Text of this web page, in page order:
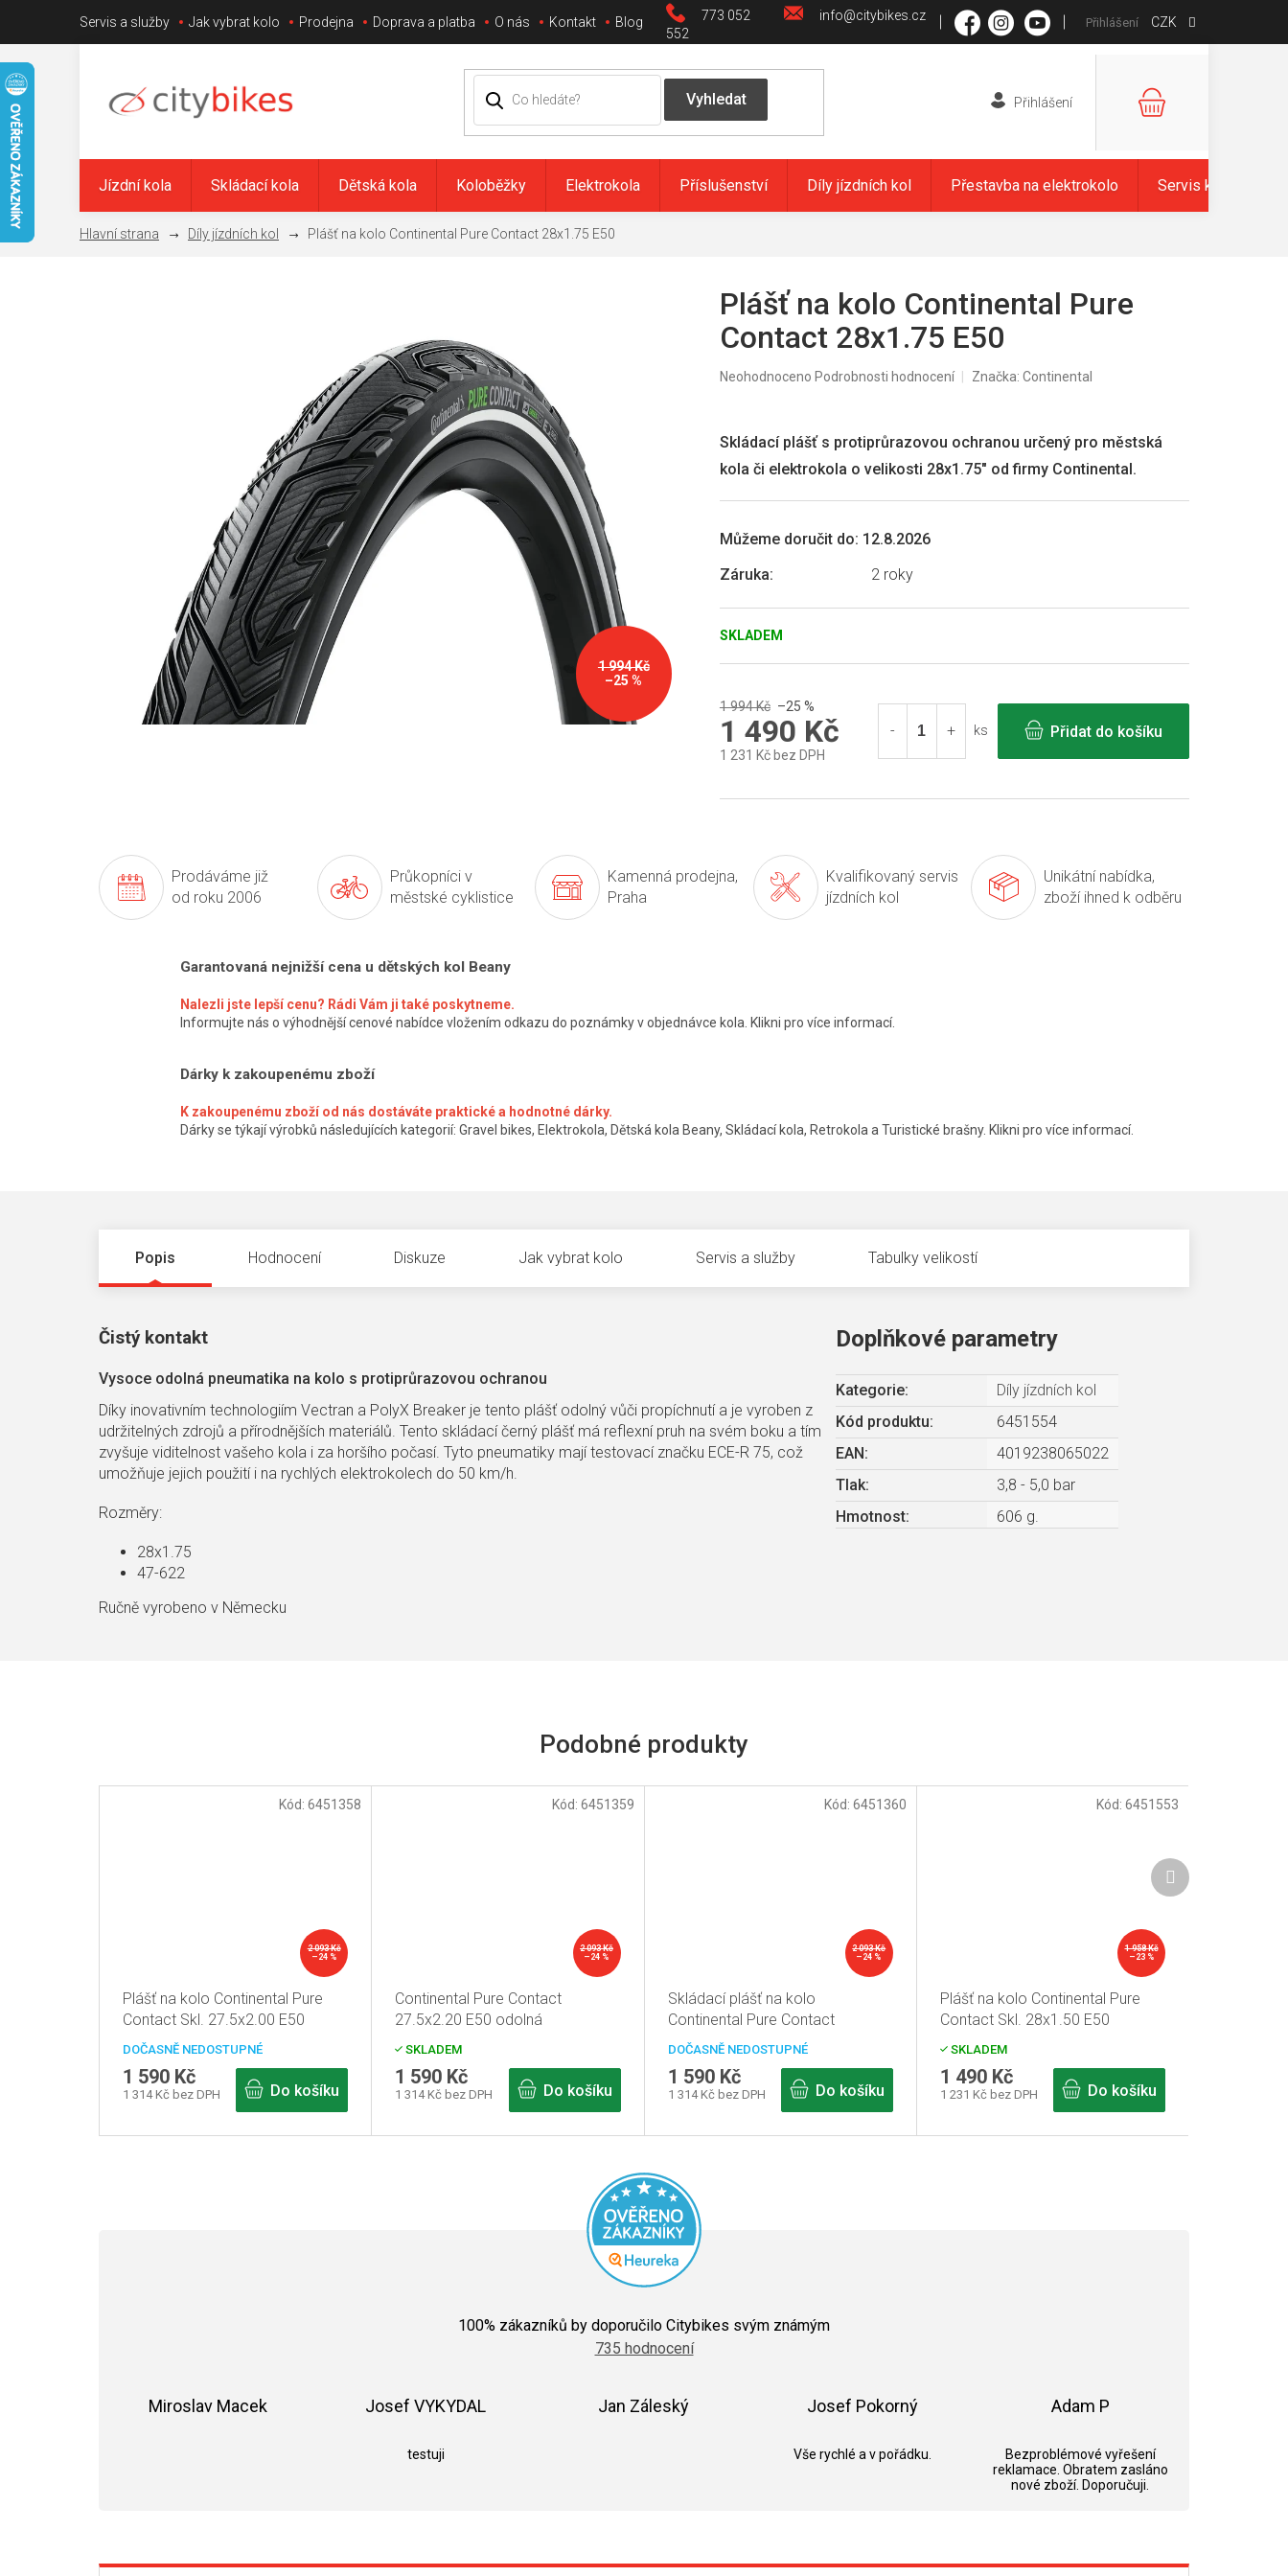
obsah
773 052
552
info@citybikes.cz
Servis a služby Jak vybrat kolo Prodejna Doprava a platba O nás Kontakt Blog CZK
Přihlášení
NÁKUPNÍ
Jízdní kola Skládací kola Dětská kola Koloběžky Elektrokola Příslušenství Díly jízdních kol Přestavba na elektrokolo Servis kol
Díly jízdních kol Plášť na kolo Continental Pure Contact 28x1.75 E50
1 994 Kč
–25 %
SKLADEM
Můžeme doručit do: 12.8.2026
Záruka: 2 roky
Skládací plášť s protiprůrazovou ochranou určený pro městská
kola či elektrokola o velikosti 28x1.75" od firmy Continental.
Plášť na kolo Continental Pure
Contact 28x1.75 E50
Průměrné
0,0
5
Neohodnoceno Podrobnosti hodnocení Značka: Continental
1 994 Kč –25 %
1 490 Kč
1 231 Kč bez DPH
ks Přidat do košíku
Prodáváme již
od roku 2006
Průkopníci v
městské cyklistice
Kamenná prodejna,
Praha
Kvalifikovaný servis
jízdních kol
Unikátní nabídka,
zboží ihned k odběru
Garantovaná nejnižší cena u dětských kol Beany
Nalezli jste lepší cenu? Rádi Vám ji také poskytneme.
Informujte nás o výhodnější cenové nabídce vložením odkazu do poznámky v objednávce kola. Klikni pro více informací.
Dárky k zakoupenému zboží
K zakoupenému zboží od nás dostáváte praktické a hodnotné dárky.
Dárky se týkají výrobků následujících kategorií: Gravel bikes, Elektrokola, Dětská kola Beany, Skládací kola, Retrokola a Turistické brašny. Klikni pro více informací.
Popis Hodnocení Diskuze Jak vybrat kolo Servis a služby Tabulky velikostí
Čistý kontakt
Vysoce odolná pneumatika na kolo s protiprůrazovou ochranou
Díky inovativním technologiím Vectran a PolyX Breaker je tento plášť odolný vůči propíchnutí a je vyroben z
udržitelných zdrojů a přírodnějších materiálů. Tento skládací černý plášť má reflexní pruh na svém boku a tím
zvyšuje viditelnost vašeho kola i za horšího počasí. Tyto pneumatiky mají testovací značku ECE-R 75, což
umožňuje jejich použití i na rychlých elektrokolech do 50 km/h.
Rozměry:
28x1.75
47-622
Ručně vyrobeno v Německu
Doplňkové parametry
Kategorie:
Díly jízdních kol
Kód produktu:
6451554
EAN:
4019238065022
Tlak:
3,8 - 5,0 bar
Hmotnost: 606 g.
2 093 Kč
–24 %
Plášť na kolo Continental Pure
Contact Skl. 27.5x2.00 E50
DOČASNĚ NEDOSTUPNÉ
1 314 Kč bez DPH
1 590 Kč
Do košíku
Kód:6451358
2 093 Kč
–24 %
Continental Pure Contact
27.5x2.20 E50 odolná
pneumatika na kolo
SKLADEM
1 314 Kč bez DPH
1 590 Kč
Do košíku
Kód: 6451359
2 093 Kč
–24 %
Skládací plášť na kolo
Continental Pure Contact
27.5x2.40 E50
DOČASNĚ NEDOSTUPNÉ
1 314 Kč bez DPH
1 590 Kč
Do košíku
Kód: 6451360
1 958 Kč
–23 %
Plášť na kolo Continental Pure
Contact Skl. 28x1.50 E50
SKLADEM
1 231 Kč bez DPH
1 490 Kč
Do košíku
Kód: 6451553
Další
produkt
hodnocení
obchodu
je
5
hvězdiček.
100% zákazníků by doporučilo Citybikes svým známým
735 hodnocení
Miroslav Macek Josef VYKYDAL
testuji
Jan Záleský Josef Pokorný
Vše rychlé a v pořádku.
Adam P
Bezproblémové vyřešení
reklamace. Obratem zasláno
nové zboží. Doporučuji.